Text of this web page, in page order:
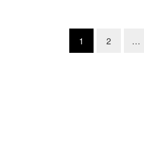
1 2 …